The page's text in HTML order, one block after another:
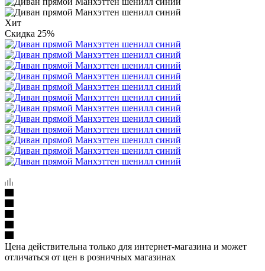
Хит
Скидка 25%
Цена действительна только для интернет-магазина и может
отличаться от цен в розничных магазинах